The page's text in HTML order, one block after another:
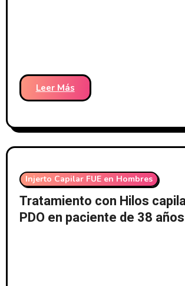
Leer Más
Injerto Capilar FUE en Hombres
Tratamiento con Hilos
PDO en paciente de 38